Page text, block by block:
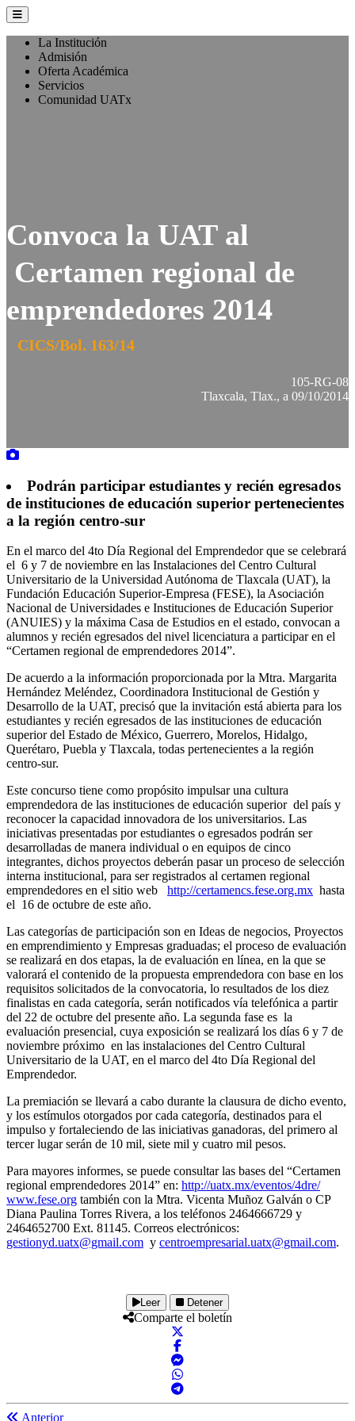
La Institución
Admisión
Oferta Académica
Servicios
Comunidad UATx
Convoca la UAT al
Certamen regional de
emprendedores 2014
CICS/Bol. 163/14
105-RG-08
Tlaxcala, Tlax., a 09/10/2014
Podrán participar estudiantes y recién egresados
de instituciones de educación superior pertenecientes
a la región centro-sur
En el marco del 4to Día Regional del Emprendedor que se celebrará
el 6 y 7 de noviembre en las Instalaciones del Centro Cultural
Universitario de la Universidad Autónoma de Tlaxcala (UAT), la
Fundación Educación Superior-Empresa (FESE), la Asociación
Nacional de Universidades e Instituciones de Educación Superior
(ANUIES) y la máxima Casa de Estudios en el estado, convocan a
alumnos y recién egresados del nivel licenciatura a participar en el
“Certamen regional de emprendedores 2014”.
De acuerdo a la información proporcionada por la Mtra. Margarita
Hernández Meléndez, Coordinadora Institucional de Gestión y
Desarrollo de la UAT, precisó que la invitación está abierta para los
estudiantes y recién egresados de las instituciones de educación
superior del Estado de México, Guerrero, Morelos, Hidalgo,
Querétaro, Puebla y Tlaxcala, todas pertenecientes a la región
centro-sur.
Este concurso tiene como propósito impulsar una cultura
emprendedora de las instituciones de educación superior del país y
reconocer la capacidad innovadora de los universitarios. Las
iniciativas presentadas por estudiantes o egresados podrán ser
desarrolladas de manera individual o en equipos de cinco
integrantes, dichos proyectos deberán pasar un proceso de selección
interna institucional, para ser registrados al certamen regional
emprendedores en el sitio web http://certamencs.fese.org.mx hasta
el 16 de octubre de este año.
Las categorías de participación son en Ideas de negocios, Proyectos
en emprendimiento y Empresas graduadas; el proceso de evaluación
se realizará en dos etapas, la de evaluación en línea, en la que se
valorará el contenido de la propuesta emprendedora con base en los
requisitos solicitados de la convocatoria, lo resultados de los diez
finalistas en cada categoría, serán notificados vía telefónica a partir
del 22 de octubre del presente año. La segunda fase es la
evaluación presencial, cuya exposición se realizará los días 6 y 7 de
noviembre próximo en las instalaciones del Centro Cultural
Universitario de la UAT, en el marco del 4to Día Regional del
Emprendedor.
La premiación se llevará a cabo durante la clausura de dicho evento,
y los estímulos otorgados por cada categoría, destinados para el
impulso y fortaleciendo de las iniciativas ganadoras, del primero al
tercer lugar serán de 10 mil, siete mil y cuatro mil pesos.
Para mayores informes, se puede consultar las bases del “Certamen
regional emprendedores 2014” en: http://uatx.mx/eventos/4dre/
www.fese.org también con la Mtra. Vicenta Muñoz Galván o CP
Diana Paulina Torres Rivera, a los teléfonos 2464666729 y
2464652700 Ext. 81145. Correos electrónicos:
gestionyd.uatx@gmail.com y centroempresarial.uatx@gmail.com.
Leer Detener
Comparte el boletín
Anterior